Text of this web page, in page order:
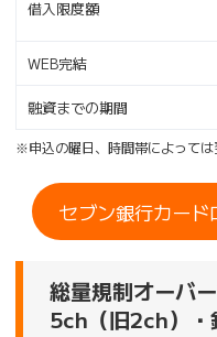
借入限度額
WEB完結
融資までの期間
※申込の曜日、時間帯によっては
セブン銀行カード
総量規制オーバ
5ch（旧2ch）・